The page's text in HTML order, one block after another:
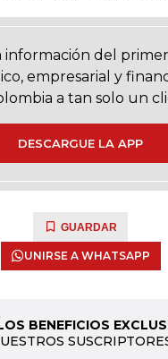
información del
empresarial y
a tan solo un
DESCARGUE LA APP
GUARDAR
UNIRSE A WHATSAPP
BENEFICIOS